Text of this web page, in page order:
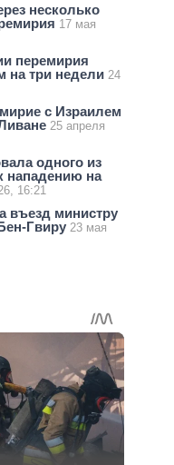
несколько
17 мая
перемирия
на три недели 24
с Израилем
25 апреля
одного из
нападению на
16:21
въезд министру
Гвиру 23 мая